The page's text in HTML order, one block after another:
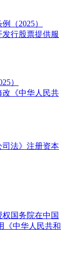
（2025）
行股票提供服
）
《中华人民共
司法》注册资本
国务院在中国
《中华人民共和